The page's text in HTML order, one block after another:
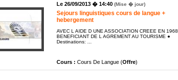
Le 26/09/2013 � 14:40 (Mise � jour)
Sejours linguistiques cours de langue +
hebergement
AVEC L AIDE D UNE ASSOCIATION CREEE EN 1968
BENEFICIANT DE L AGREMENT AU TOURISME ●
Destinations: ...
Cours : Cours De Langue (Offre)